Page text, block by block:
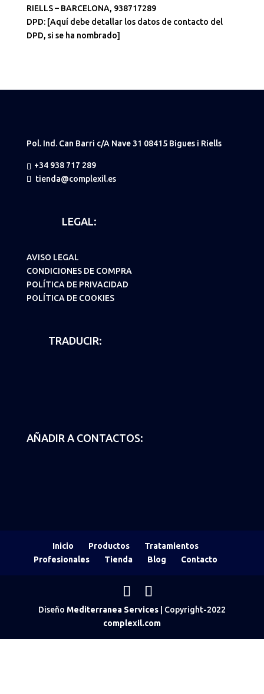
RIELLS – BARCELONA, 938717289
DPD: [Aquí debe detallar los datos de contacto del
DPD, si se ha nombrado]
Pol. Ind. Can Barri c/A Nave 31 08415 Bigues i Riells
+34 938 717 289
tienda@complexil.es
LEGAL:
AVISO LEGAL
CONDICIONES DE COMPRA
POLÍTICA DE PRIVACIDAD
POLÍTICA DE COOKIES
TRADUCIR:
AÑADIR A CONTACTOS:
Inicio Productos
Tratamientos
Profesionales
Tienda Blog Contacto
Diseño Mediterranea Services| Copyright-2022
complexil.com